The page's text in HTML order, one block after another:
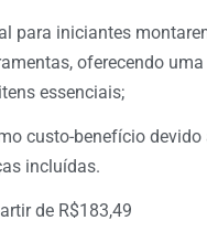
para iniciantes
oferecendo
essenciais;
custo-benefício
incluídas.
de R$183,49